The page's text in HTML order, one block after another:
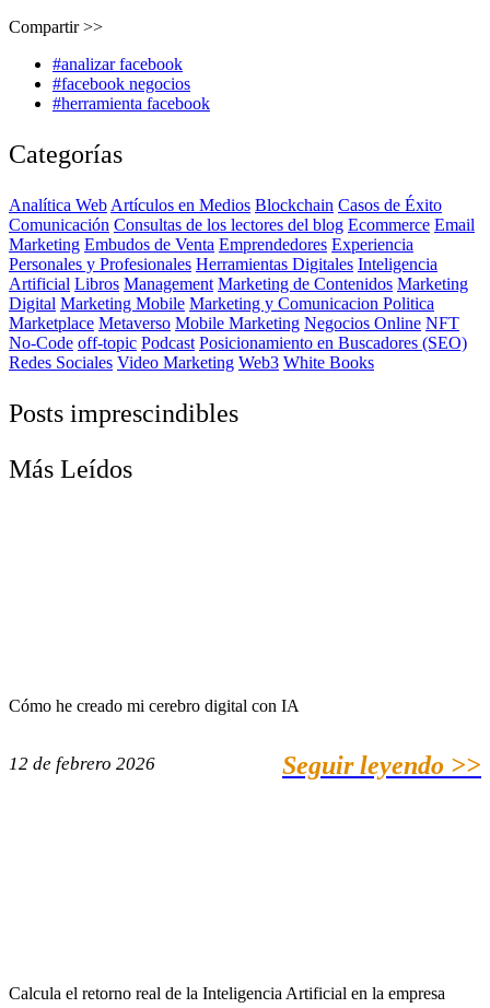
Compartir >>
#analizar facebook
#facebook negocios
#herramienta facebook
Categorías
Analítica Web Artículos en Medios Blockchain Casos de Éxito
Comunicación Consultas de los lectores del blog Ecommerce Email
Marketing Embudos de Venta Emprendedores Experiencia
Personales y Profesionales Herramientas Digitales Inteligencia
Artificial Libros Management Marketing de Contenidos Marketing
Digital Marketing Mobile Marketing y Comunicacion Politica
Marketplace Metaverso Mobile Marketing Negocios Online NFT
No-Code off-topic Podcast Posicionamiento en Buscadores (SEO)
Redes Sociales Video Marketing Web3 White Books
Posts imprescindibles
Más Leídos
Cómo he creado mi cerebro digital con IA
12 de febrero 2026 Seguir leyendo >>
Calcula el retorno real de la Inteligencia Artificial en la empresa